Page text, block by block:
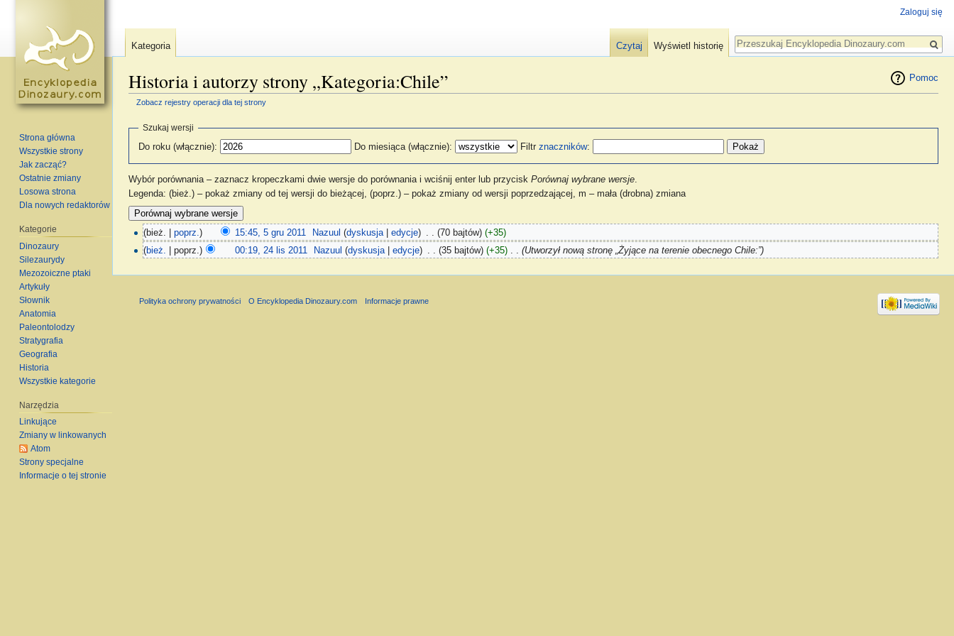
Pomoc
Historia i autorzy strony „Kategoria:Chile”
Zobacz rejestry operacji dla tej strony
Szukaj wersji
Do roku (włącznie):
Do miesiąca (włącznie): Filtr znaczników:
Wybór porównania – zaznacz kropeczkami dwie wersje do porównania i wciśnij enter lub przycisk Porównaj wybrane wersje.
Legenda: (bież.) – pokaż zmiany od tej wersji do bieżącej, (poprz.) – pokaż zmiany od wersji poprzedzającej, m – mała (drobna) zmiana
(bież. |poprz.) 15:45, 5 gru 2011 Nazuul (dyskusja |edycje) (70 bajtów) (+35)
(bież. | poprz.) 00:19, 24 lis 2011 Nazuul (dyskusja |edycje) (35 bajtów) (+35)‎ (Utworzył nową stronę „Żyjące na terenie obecnego Chile:”)
Zaloguj się
Kategoria Czytaj Wyświetl historię
Szukaj
Strona główna
Wszystkie strony
Jak zacząć?
Ostatnie zmiany
Losowa strona
Dla nowych redaktorów
Kategorie
Dinozaury
Silezaurydy
Mezozoiczne ptaki
Artykuły
Słownik
Anatomia
Paleontolodzy
Stratygrafia
Geografia
Historia
Wszystkie kategorie
Narzędzia
Linkujące
Zmiany w linkowanych
Atom
Strony specjalne
Informacje o tej stronie
Polityka ochrony prywatności O Encyklopedia Dinozaury.com Informacje prawne